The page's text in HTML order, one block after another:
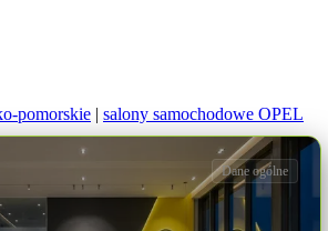
pomorskie | salony samochodowe OPEL
Dane ogólne